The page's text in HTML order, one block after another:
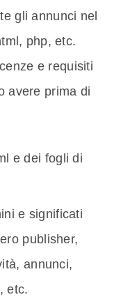
gli annunci nel
php, etc.
e requisiti
avere prima di
e dei fogli di
e significati
publisher,
annunci,
etc.